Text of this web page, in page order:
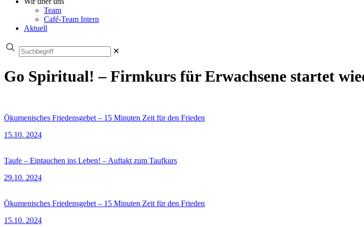
Team
Café-Team Intern
Aktuell
✕
Go Spiritual! – Firmkurs für Erwachsene startet
Ökumenisches Friedensgebet – 15 Minuten Zeit für den Frieden
15.10. 2024
Taufe – Eintauchen ins Leben! – Auftakt zum Taufkurs
29.10. 2024
Ökumenisches Friedensgebet – 15 Minuten Zeit für den Frieden
15.10. 2024